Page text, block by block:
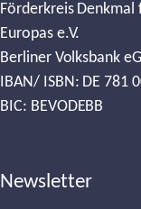
Förderkreis
Europas e.V.
Berliner Volksbank eG
IBAN/ ISBN: DE 781
BIC: BEVODEBB
Newsletter